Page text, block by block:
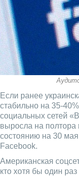
Если ранее
стабильно на 35-
социальных сетей
выросла на полтора
состоянию на 30
Facebook.
Американская
кто хотя бы один